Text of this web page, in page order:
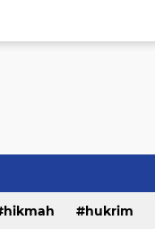
hikmah hukrim